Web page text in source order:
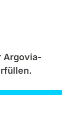
Argovia-